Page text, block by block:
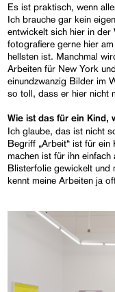
Es ist praktisch, wenn
Ich brauche gar kein
entwickelt sich hier in der
fotografiere gerne hier
hellsten ist. Manchmal
Arbeiten für New York
einundzwanzig Bilder im
so toll, dass er hier nicht
Wie ist das für ein Kind,
Ich glaube, das ist nicht
Begriff „Arbeit“ ist für
machen ist für ihn
Blisterfolie gewickelt und
kennt meine Arbeiten ja